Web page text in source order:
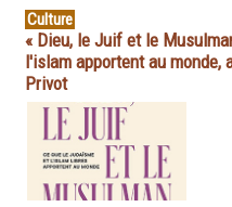
Culture
« Dieu, le Juif et le
l'islam apportent au monde,
Privot